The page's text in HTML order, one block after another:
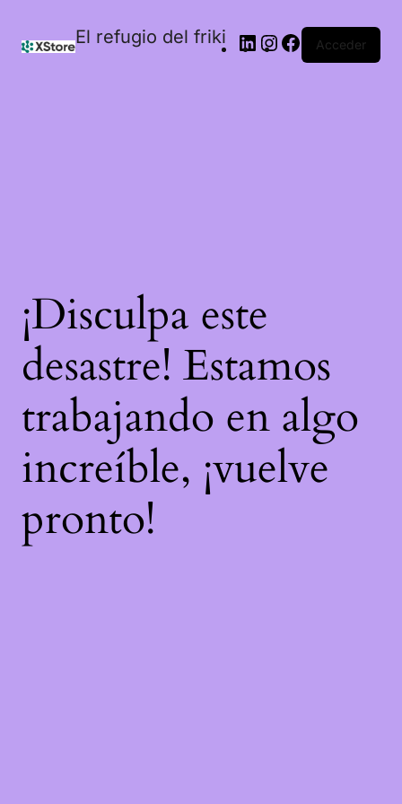
El refugio del friki Acceder
¡Disculpa este
desastre! Estamos
trabajando en algo
increíble, ¡vuelve
pronto!